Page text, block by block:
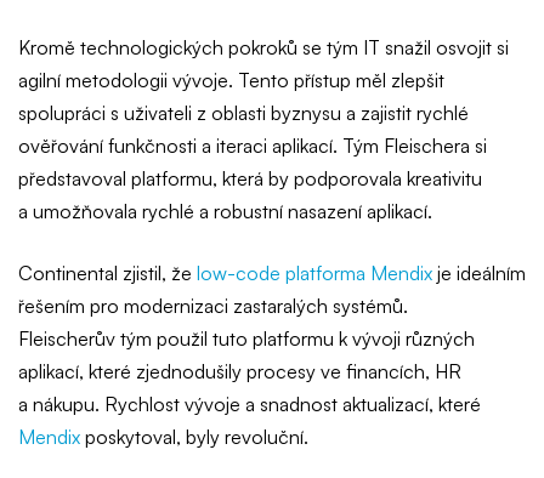
Kromě technologických pokroků se tým IT snažil osvojit si
agilní metodologii vývoje. Tento přístup měl zlepšit
spolupráci s uživateli z oblasti byznysu a zajistit rychlé
ověřování funkčnosti a iteraci aplikací. Tým Fleischera si
představoval platformu, která by podporovala kreativitu
a umožňovala rychlé a robustní nasazení aplikací.
Continental zjistil, že low-code platforma Mendix je ideálním
řešením pro modernizaci zastaralých systémů.
Fleischerův tým použil tuto platformu k vývoji různých
aplikací, které zjednodušily procesy ve financích, HR
a nákupu. Rychlost vývoje a snadnost aktualizací, které
Mendix poskytoval, byly revoluční.